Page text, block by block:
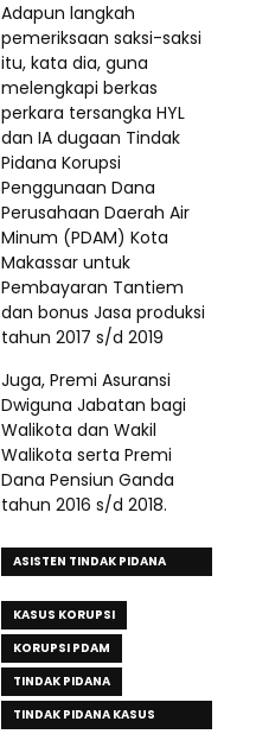
Adapun langkah
pemeriksaan saksi-saksi
itu, kata dia, guna
melengkapi berkas
perkara tersangka HYL
dan IA dugaan Tindak
Pidana Korupsi
Penggunaan Dana
Perusahaan Daerah Air
Minum (PDAM) Kota
Makassar untuk
Pembayaran Tantiem
dan bonus Jasa produksi
tahun 2017 s/d 2019
Juga, Premi Asuransi
Dwiguna Jabatan bagi
Walikota dan Wakil
Walikota serta Premi
Dana Pensiun Ganda
tahun 2016 s/d 2018.
ASISTEN TINDAK PIDANA
KASUS KORUPSI
KORUPSI PDAM
TINDAK PIDANA
TINDAK PIDANA KASUS